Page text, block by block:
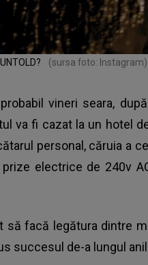
(sursa foto: Instagram)
vineri seara,
va fi cazat la un hotel
personal, căruia a
electrice de 240v
facă legătura dintre
succesul de-a lungul